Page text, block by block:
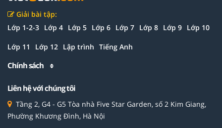
Giải bài tập:
Lớp 1-2-3 Lớp 4 Lớp 5 Lớp 6 Lớp 7 Lớp 8 Lớp 9 Lớp 10
Lớp 11 Lớp 12 Lập trình Tiếng Anh
Chính sách
Liên hệ với chúng tôi
Tầng 2, G4 - G5 Tòa nhà Five Star Garden, số 2 Kim Giang,
Phường Khương Đình, Hà Nội